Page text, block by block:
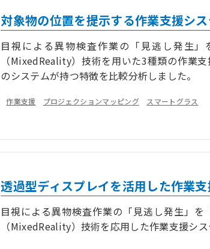
対象物の位置を提示する作業支援シ
目視による異物検査作業の「見逃し発生
（MixedReality）技術を用いた3種類の作業
のシステムが持つ特徴を比較分析しました。
作業支援 プロジェクションマッピング
スマートグラス
透過型ディスプレイを活用した作業
目視による異物検査作業の「見逃し発生」
（MixedReality）技術を応用した作業支援シ